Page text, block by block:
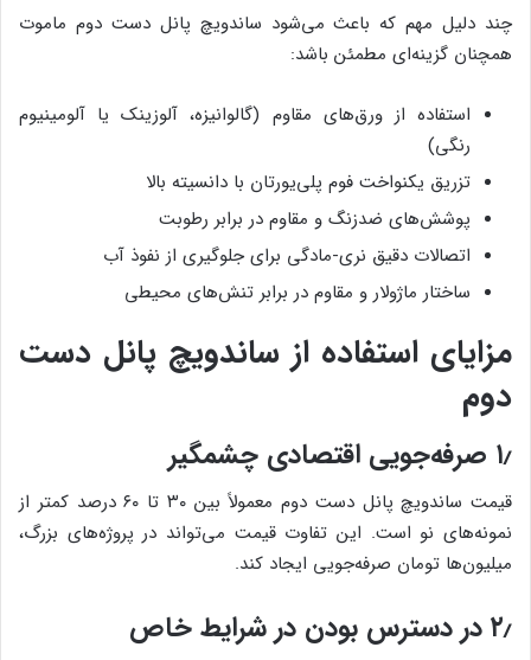
چند دلیل مهم که باعث می‌شود ساندویچ پانل دست دوم ماموت
همچنان گزینه‌ای مطمئن باشد:
استفاده از ورق‌های مقاوم (گالوانیزه، آلوزینک یا آلومینیوم
رنگی)
تزریق یکنواخت فوم پلی‌یورتان با دانسیته بالا
پوشش‌های ضدزنگ و مقاوم در برابر رطوبت
اتصالات دقیق نری-مادگی برای جلوگیری از نفوذ آب
ساختار ماژولار و مقاوم در برابر تنش‌های محیطی
مزایای استفاده از ساندویچ پانل دست
دوم
۱٫ صرفه‌جویی اقتصادی چشمگیر
قیمت ساندویچ پانل دست دوم معمولاً بین ۳۰ تا ۶۰ درصد کمتر از
نمونه‌های نو است. این تفاوت قیمت می‌تواند در پروژه‌های بزرگ،
میلیون‌ها تومان صرفه‌جویی ایجاد کند.
۲٫ در دسترس بودن در شرایط خاص